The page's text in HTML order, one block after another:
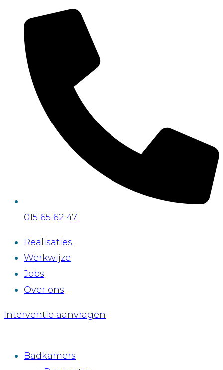
015 65 62 47
Realisaties
Werkwijze
Jobs
Over ons
Interventie aanvragen
Badkamers